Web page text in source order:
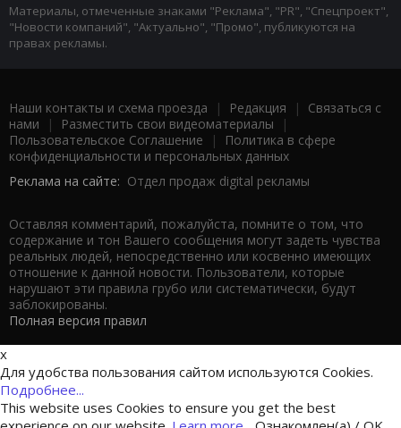
Материалы, отмеченные знаками "Реклама", "PR", "Спецпроект",
"Новости компаний", "Актуально", "Промо", публикуются на
правах рекламы.
Наши контакты и схема проезда | Редакция | Связаться с
нами | Разместить свои видеоматериалы |
Пользовательское Соглашение |
Политика в сфере
конфиденциальности и персональных данных
Реклама на сайте: Отдел продаж digital рекламы
Оставляя комментарий, пожалуйста, помните о том, что
содержание и тон Вашего сообщения могут задеть чувства
реальных людей, непосредственно или косвенно имеющих
отношение к данной новости. Пользователи, которые
нарушают эти правила грубо или систематически, будут
заблокированы.
Полная версия правил
x
Для удобства пользования сайтом используются Cookies.
Подробнее...
This website uses Cookies to ensure you get the best